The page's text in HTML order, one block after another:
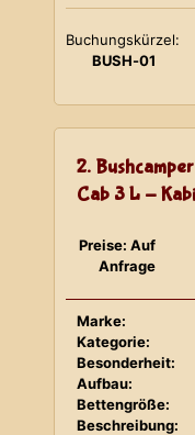
Buchungskürzel:
BUSH-01
2.
Cab 3 L -
Preise: Auf
Anfrage
Marke:
Kategorie:
Besonderheit:
Aufbau:
Bettengröße:
Beschreibung: